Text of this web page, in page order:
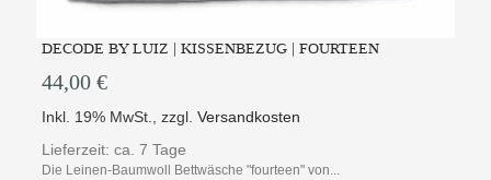
DECODE BY LUIZ | KISSENBEZUG | FOURTEEN
44,00 €
Inkl. 19% MwSt.,zzgl.Versandkosten
Lieferzeit: ca. 7 Tage
Die Leinen-Baumwoll Bettwäsche "fourteen" von...